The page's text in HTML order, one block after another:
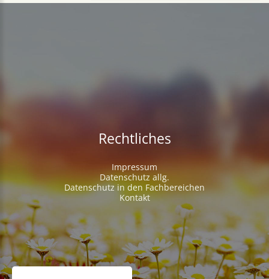
Rechtliches
Impressum
Datenschutz allg.
Datenschutz in den Fachbereichen
Kontakt